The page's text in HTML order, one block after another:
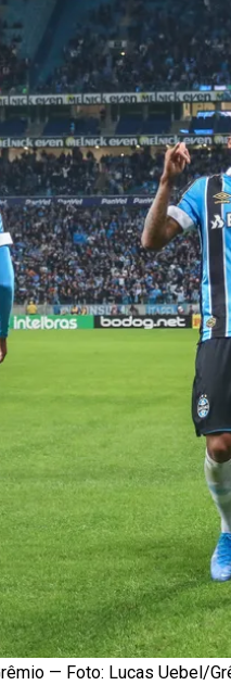
— Foto: Lucas Uebel/